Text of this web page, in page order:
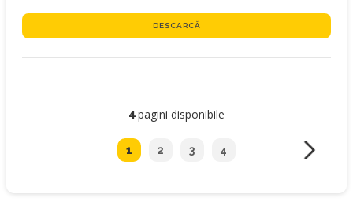
DESCARCĂ
4pagini disponibile
1 2 3 4